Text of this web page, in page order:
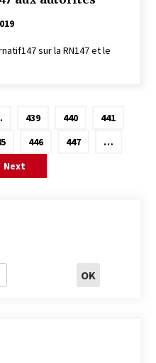
sur la RN147 et le
439 440
441
446 447
…
Next